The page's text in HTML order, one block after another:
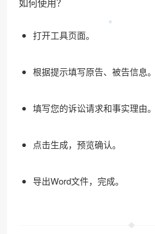
打开工具页面。
根据提示填写原告、被告信息。
填写您的诉讼请求和事实理由。
点击生成，预览确认。
导出Word文件，完成。